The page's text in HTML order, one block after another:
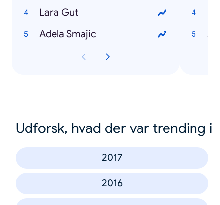
Lara Gut
Adela Smajic
Udforsk, hvad der var trending i
2017
2016